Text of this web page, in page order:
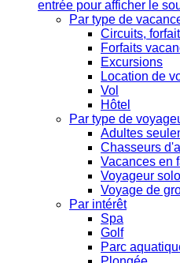
entrée pour afficher le
Par type de
Circuits,
Forfaits
Excursions
Location de
Vol
Hôtel
Par type de
Adultes
Chasseurs
Vacances en
Voyageur solo
Voyage de
Par intérêt
Spa
Golf
Parc